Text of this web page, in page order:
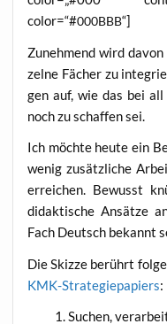
color=“#000BBB“]
Zuneh­mend wird
zel­ne Fächer zu
gen auf, wie das bei
noch zu schaf­fen sei.
Ich möch­te heu­te ein
wenig zusätz­li­che
errei­chen. Bewusst
didak­ti­sche Ansät­ze
Fach Deutsch bekannt
Die Skiz­ze berührt
KMK-Stra­te­gie­pa­piers:
Suchen,